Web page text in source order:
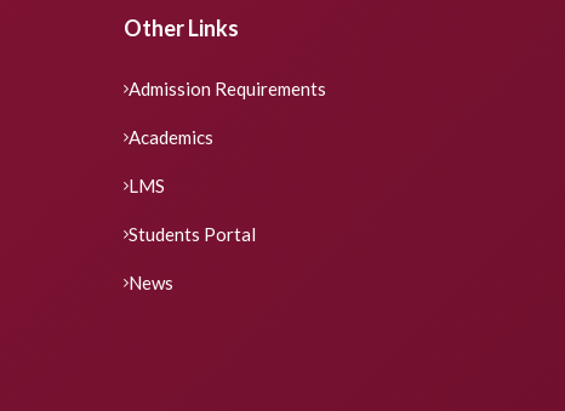
Other Links
Admission Requirements
Academics
LMS
Students Portal
News